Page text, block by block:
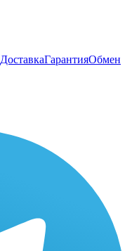
ДоставкаГарантияОбмен